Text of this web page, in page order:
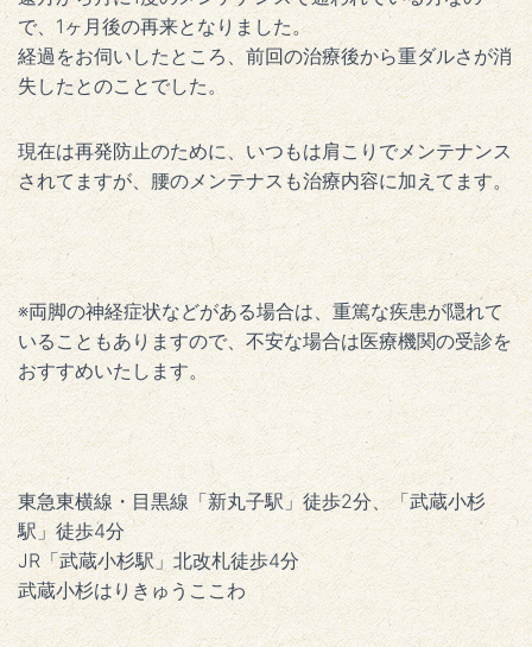
で、1ヶ月後の再来となりました。
経過をお伺いしたところ、前回の治療後から重ダルさが消
失したとのことでした。
現在は再発防止のために、いつもは肩こりでメンテナンス
されてますが、腰のメンテナスも治療内容に加えてます。
※両脚の神経症状などがある場合は、重篤な疾患が隠れて
いることもありますので、不安な場合は医療機関の受診を
おすすめいたします。
東急東横線・目黒線「新丸子駅」徒歩2分、「武蔵小杉
駅」徒歩4分
JR「武蔵小杉駅」北改札徒歩4分
武蔵小杉はりきゅうここわ